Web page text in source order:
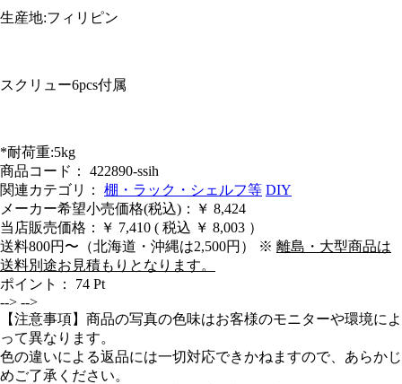
生産地:フィリピン
スクリュー6pcs付属
*耐荷重:5kg
商品コード： 422890-ssih
関連カテゴリ： 棚・ラック・シェルフ等 DIY
メーカー希望小売価格(税込)：￥ 8,424
当店販売価格：
￥ 7,410 ( 税込 ￥ 8,003 ）
送料800円〜（北海道・沖縄は2,500円） ※ 離島・大型商品は
送料別途お見積もりとなります。
ポイント： 74 Pt
--> -->
【注意事項】商品の写真の色味はお客様のモニターや環境によ
って異なります。
色の違いによる返品には一切対応できかねますので、あらかじ
めご了承ください。